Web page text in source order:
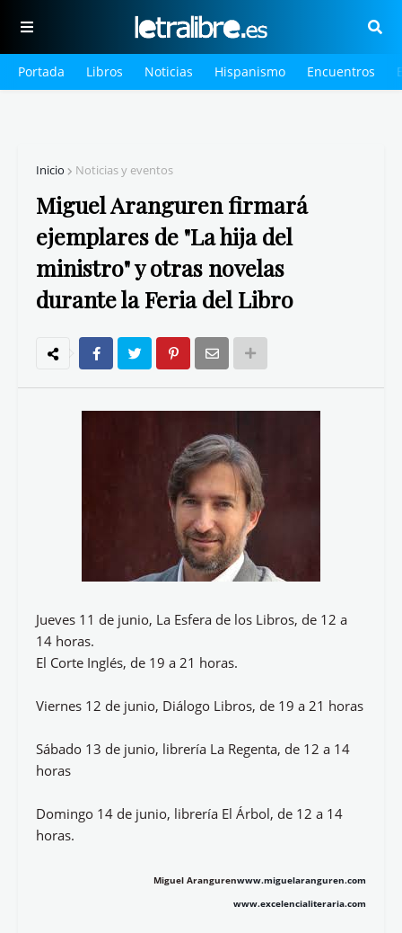
Portada Libros Noticias Hispanismo Encuentros
Inicio Noticias y eventos
Miguel Aranguren firmará
ejemplares de "La hija del
ministro" y otras novelas
durante la Feria del Libro
Jueves 11 de junio, La Esfera de los Libros, de 12 a
14 horas.
El Corte Inglés, de 19 a 21 horas.
Viernes 12 de junio, Diálogo Libros, de 19 a 21 horas
Sábado 13 de junio, librería La Regenta, de 12 a 14
horas
Domingo 14 de junio, librería El Árbol, de 12 a 14
horas.
Miguel Arangurenwww.miguelaranguren.com
www.excelencialiteraria.com